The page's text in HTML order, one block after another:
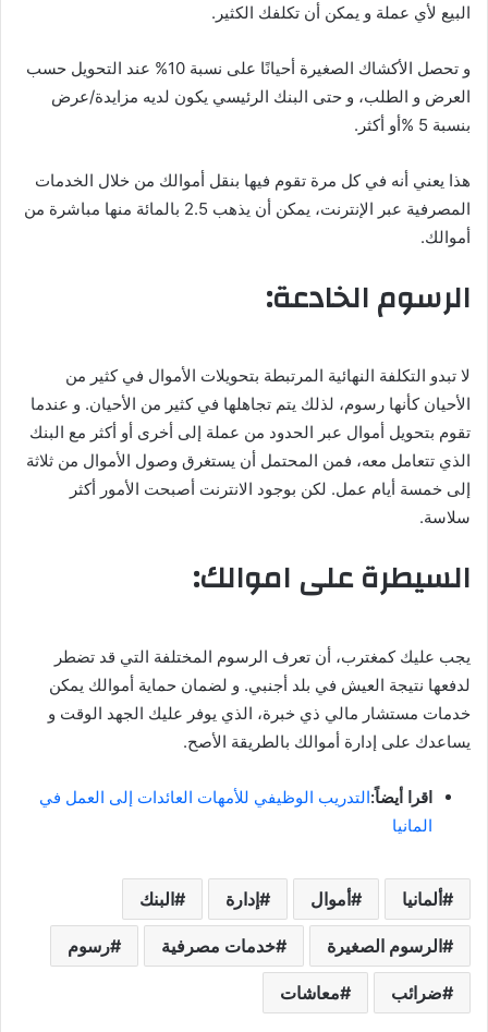
البيع لأي عملة و يمكن أن تكلفك الكثير.
و تحصل الأكشاك الصغيرة أحيانًا على نسبة 10% عند التحويل حسب
العرض و الطلب، و حتى البنك الرئيسي يكون لديه مزايدة/عرض
بنسبة 5 %أو أكثر.
هذا يعني أنه في كل مرة تقوم فيها بنقل أموالك من خلال الخدمات
المصرفية عبر الإنترنت، يمكن أن يذهب 2.5 بالمائة منها مباشرة من
أموالك.
الرسوم الخادعة:
لا تبدو التكلفة النهائية المرتبطة بتحويلات الأموال في كثير من
الأحيان كأنها رسوم، لذلك يتم تجاهلها في كثير من الأحيان. و عندما
تقوم بتحويل أموال عبر الحدود من عملة إلى أخرى أو أكثر مع البنك
الذي تتعامل معه، فمن المحتمل أن يستغرق وصول الأموال من ثلاثة
إلى خمسة أيام عمل. لكن بوجود الانترنت أصبحت الأمور أكثر
سلاسة.
السيطرة على اموالك:
يجب عليك كمغترب، أن تعرف الرسوم المختلفة التي قد تضطر
لدفعها نتيجة العيش في بلد أجنبي. و لضمان حماية أموالك يمكن
خدمات مستشار مالي ذي خبرة، الذي يوفر عليك الجهد الوقت و
يساعدك على إدارة أموالك بالطريقة الأصح.
اقرا أيضاً:التدريب الوظيفي للأمهات العائدات إلى العمل في
المانيا
ألمانيا أموال إدارة البنك
الرسوم الصغيرة خدمات مصرفية رسوم
ضرائب معاشات